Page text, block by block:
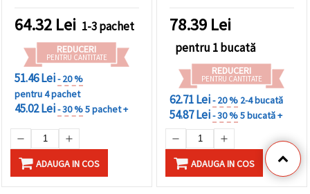
64.32 Lei 1-3 pachet
REDUCERI
PENTRU CANTITATE
51.46 Lei- 20 %
pentru 4 pachet
45.02 Lei- 30 %5 pachet +
ADAUGA IN COS
78.39 Lei
pentru 1 bucată
REDUCERI
PENTRU CANTITATE
62.71 Lei- 20 % 2-4 bucată
54.87 Lei- 30 %5 bucată +
ADAUGA IN COS